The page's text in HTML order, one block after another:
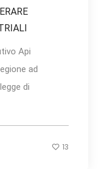
Api
ad
di
13